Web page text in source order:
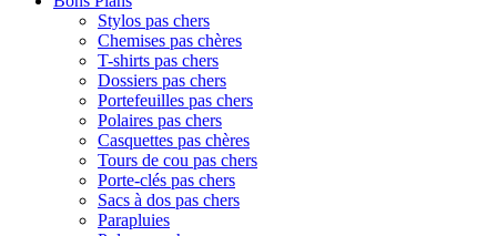
Stylos pas chers
Chemises pas chères
T-shirts pas chers
Dossiers pas chers
Portefeuilles pas chers
Polaires pas chers
Casquettes pas chères
Tours de cou pas chers
Porte-clés pas chers
Sacs à dos pas chers
Parapluies